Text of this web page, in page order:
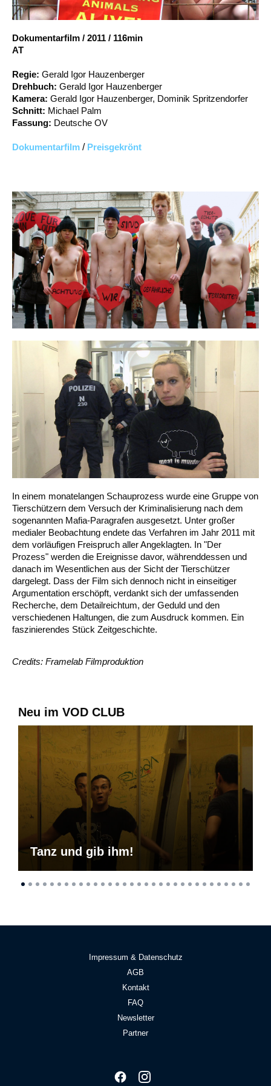
Account
Dokumentarfilm / 2011 / 116min
AT
Regie: Gerald Igor Hauzenberger
Drehbuch: Gerald Igor Hauzenberger
Kamera: Gerald Igor Hauzenberger, Dominik Spritzendorfer
Schnitt: Michael Palm
Fassung: Deutsche OV
Dokumentarfilm / Preisgekrönt
In einem monatelangen Schauprozess wurde eine Gruppe von
Tierschützern dem Versuch der Kriminalisierung nach dem
sogenannten Mafia-Paragrafen ausgesetzt. Unter großer
medialer Beobachtung endete das Verfahren im Jahr 2011 mit
dem vorläufigen Freispruch aller Angeklagten. In "Der
Prozess" werden die Ereignisse davor, währenddessen und
danach im Wesentlichen aus der Sicht der Tierschützer
dargelegt. Dass der Film sich dennoch nicht in einseitiger
Argumentation erschöpft, verdankt sich der umfassenden
Recherche, dem Detailreichtum, der Geduld und den
verschiedenen Haltungen, die zum Ausdruck kommen. Ein
faszinierendes Stück Zeitgeschichte.
Credits: Framelab Filmproduktion
Neu im VOD CLUB
Tanz und gib ihm!
Impressum & Datenschutz
AGB
Kontakt
FAQ
Newsletter
Partner